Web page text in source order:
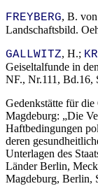
FREYBERG, B.
Landschaftsbild.
GALLWITZ, H.;
Geiseltalfunde in
NF., Nr.111, Bd.16,
Gedenkstätte für
Magdeburg:
Die
Haftbedingungen
deren
Unterlagen des
Länder Berlin,
Magdeburg, Berlin,